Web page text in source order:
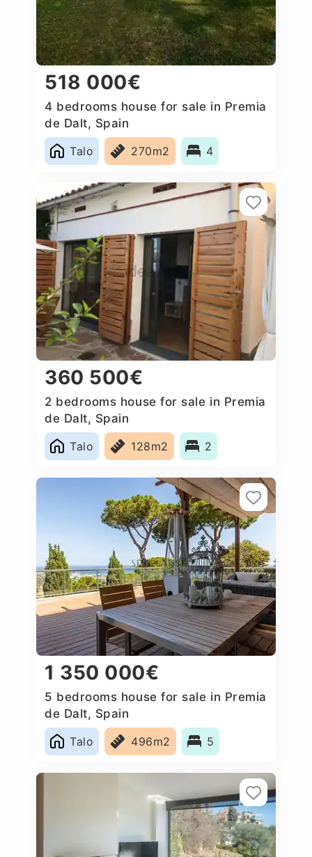
518 000€
4 bedrooms house for sale in Premia
de Dalt, Spain
Talo
270m2 4
360 500€
2 bedrooms house for sale in Premia
de Dalt, Spain
Talo
128m2 2
1 350 000€
5 bedrooms house for sale in Premia
de Dalt, Spain
Talo
496m2 5